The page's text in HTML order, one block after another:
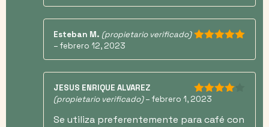
Esteban M. (propietario verificado)
– febrero 12, 2023
4de 5
JESUS ENRIQUE ALVAREZ
(propietario verificado) – febrero 1, 2023
Se utiliza preferentemente para café con